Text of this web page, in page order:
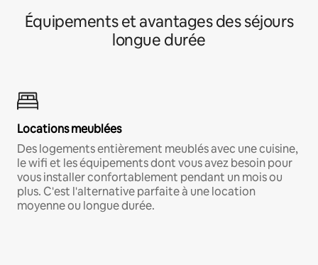
Équipements et avantages des séjours
longue durée
Locations meublées
Des logements entièrement meublés avec une cuisine,
le wifi et les équipements dont vous avez besoin pour
vous installer confortablement pendant un mois ou
plus. C'est l'alternative parfaite à une location
moyenne ou longue durée.